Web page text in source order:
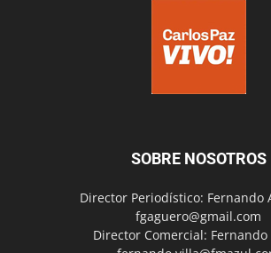
SOBRE NOSOTROS
Director Periodístico: Fernando
fgaguero@gmail.com
Director Comercial: Fernando